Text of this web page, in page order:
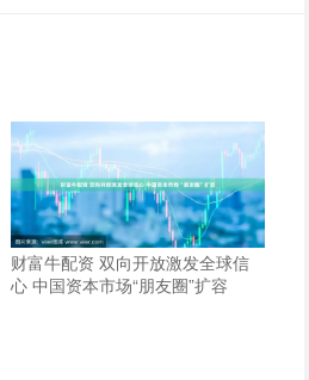
财富牛配资 双向开放激发全球信
心 中国资本市场“朋友圈”扩容